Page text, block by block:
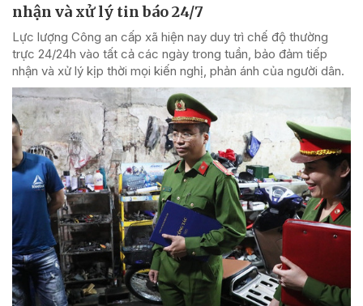
nhận và xử lý tin báo 24/7
Lực lượng Công an cấp xã hiện nay duy trì chế độ thường
trực 24/24h vào tất cả các ngày trong tuần, bảo đảm tiếp
nhận và xử lý kịp thời mọi kiến nghị, phản ánh của người dân.